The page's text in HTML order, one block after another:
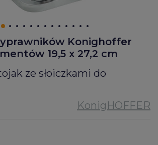
Konighoffer
19,5 x 27,2 cm
ze słoiczkami do